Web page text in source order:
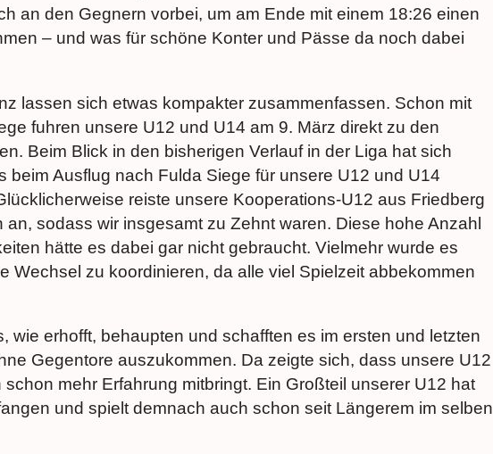
an den Gegnern vorbei, um am Ende mit einem 18:26 einen
– und was für schöne Konter und Pässe da noch dabei
lassen sich etwas kompakter zusammenfassen. Schon mit
fuhren unsere U12 und U14 am 9. März direkt zu den
Beim Blick in den bisherigen Verlauf in der Liga hat sich
beim Ausflug nach Fulda Siege für unsere U12 und U14
reiste unsere Kooperations-U12 aus Friedberg
an, sodass wir insgesamt zu Zehnt waren. Diese hohe Anzahl
hätte es dabei gar nicht gebraucht. Vielmehr wurde es
Wechsel zu koordinieren, da alle viel Spielzeit abbekommen
wie erhofft, behaupten und schafften es im ersten und letzten
Gegentore auszukommen. Da zeigte sich, dass unsere U12
mehr Erfahrung mitbringt. Ein Großteil unserer U12 hat
und spielt demnach auch schon seit Längerem im selben